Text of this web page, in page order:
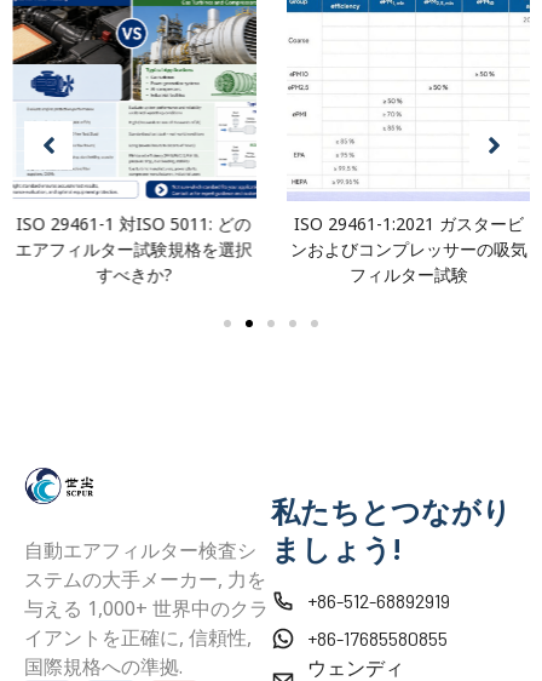
ISO 29461-1 対ISO 5011: どの
エアフィルター試験規格を選択
すべきか?
ISO 29461-1:2021 ガスタービ
ンおよびコンプレッサーの吸気
フィルター試験
自動エアフィルター検査シ
ステムの大手メーカー, 力を
与える 1,000+ 世界中のクラ
イアントを正確に, 信頼性,
国際規格への準拠.
私たちとつながり
ましょう!
+86-512-68892919
+86-17685580855
ウェンディ